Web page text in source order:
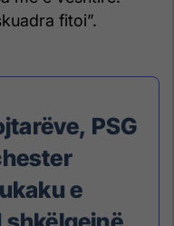
fitoi”.
PSG
e